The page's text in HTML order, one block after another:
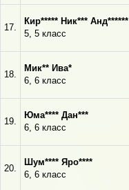
17.
Кир***** Ник*** Анд******
5, 5 класс
18.
Мик** Ива*
6, 6 класс
19.
Юма**** Дан***
6, 6 класс
20.
Шум**** Яро****
6, 6 класс